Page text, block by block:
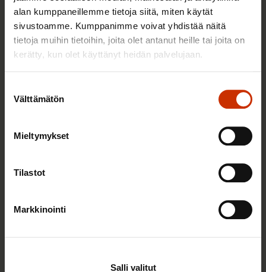
alan kumppaneillemme tietoja siitä, miten käytät
sivustoamme. Kumppanimme voivat yhdistää näitä
tietoja muihin tietoihin, joita olet antanut heille tai joita on
kerätty, kun olet käyttänyt heidän palvelujaan.
valinta
Välttämätön
Mieltymykset
Tilastot
Markkinointi
Salli valitut
Sinua saattaa myös kiinnostaa
SOSIAALITURVA
Toukokuun alussa voimaan tullut yleistuki on
jatkoa hallituksen leikkauslinjalle